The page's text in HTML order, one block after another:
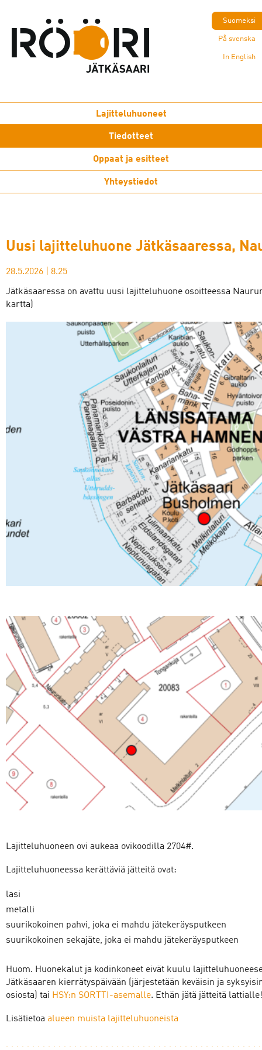
Suomeksi
På svenska
In English
Lajitteluhuoneet
Tiedotteet
Oppaat ja esitteet
Yhteystiedot
Uusi lajitteluhuone Jätkäsaaressa,
28.5.2026 8.25
Jätkäsaaressa on avattu uusi lajitteluhuone osoitteessa
kartta)
Lajitteluhuoneen ovi aukeaa ovikoodilla 2704#.
Lajitteluhuoneessa kerättäviä jätteitä ovat:
lasi
metalli
suurikokoinen pahvi, joka ei mahdu jätekeräysputkeen
suurikokoinen sekajäte, joka ei mahdu jätekeräysputkeen
Huom. Huonekalut ja kodinkoneet eivät kuulu
Jätkäsaaren kierrätyspäivään (järjestetään keväisin ja
osiosta) tai HSY:n SORTTI-asemalle. Ethän jätä jätteitä lattialle!
Lisätietoa alueen muista lajitteluhuoneista